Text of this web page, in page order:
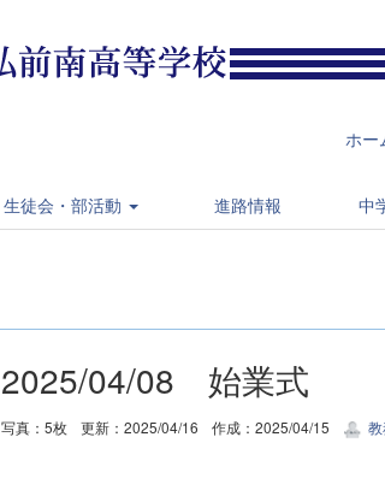
ホー
生徒会・部活動 進路情報 中
2025/04/08 始業式
写真：5枚 更新：2025/04/16 作成：2025/04/15